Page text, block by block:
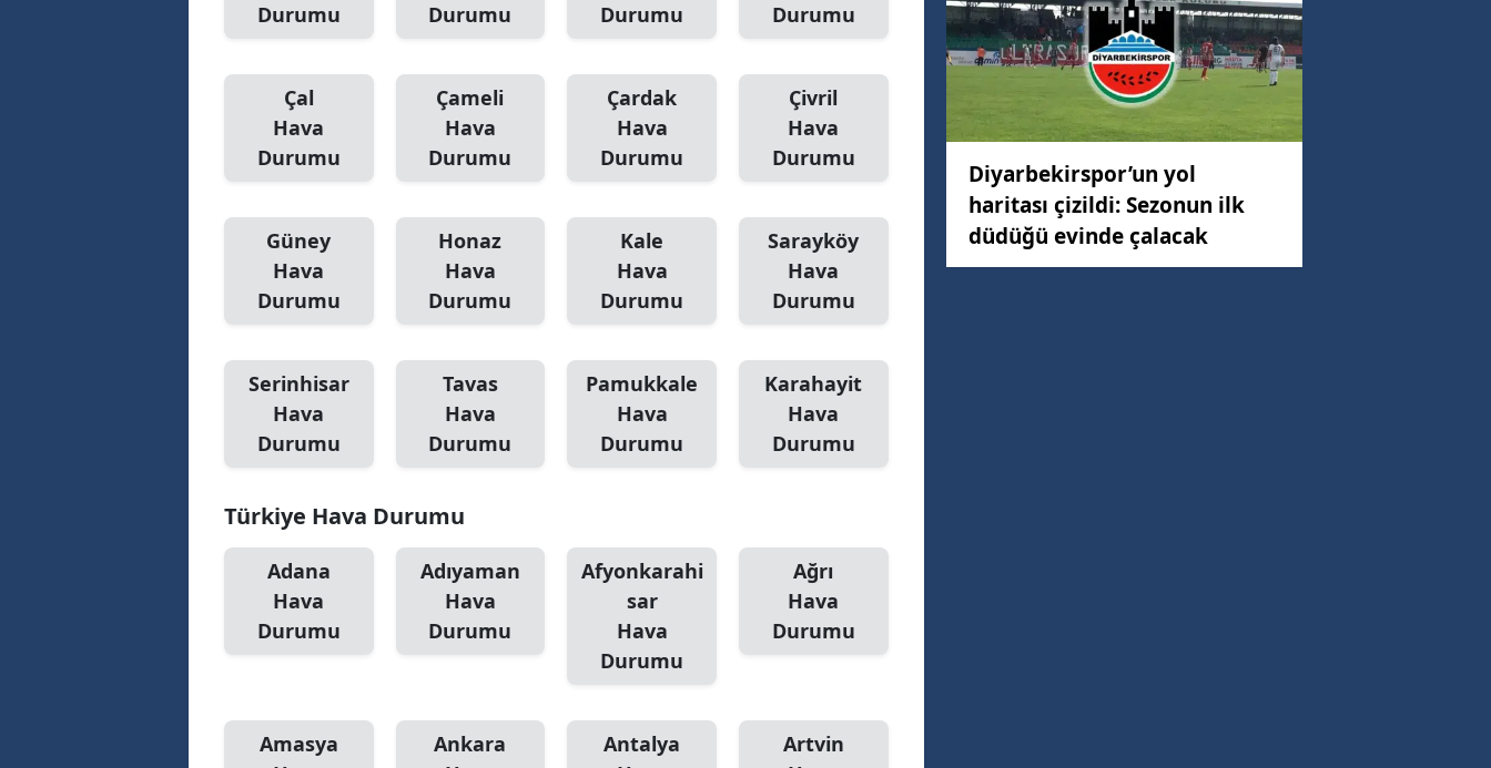
Durumu
Durumu
Durumu
Durumu
Çal
Hava
Durumu
Çameli
Hava
Durumu
Çardak
Hava
Durumu
Çivril
Hava
Durumu
Güney
Hava
Durumu
Honaz
Hava
Durumu
Kale
Hava
Durumu
Sarayköy
Hava
Durumu
Serinhisar
Hava
Durumu
Tavas
Hava
Durumu
Pamukkale
Hava
Durumu
Karahayit
Hava
Durumu
Türkiye Hava Durumu
Adana
Hava
Durumu
Adıyaman
Hava
Durumu
Afyonkarahi
sar
Hava
Durumu
Ağrı
Hava
Durumu
Amasya
Ankara
Antalya
Artvin
Diyarbekirspor’un yol
haritası çizildi: Sezonun ilk
düdüğü evinde çalacak